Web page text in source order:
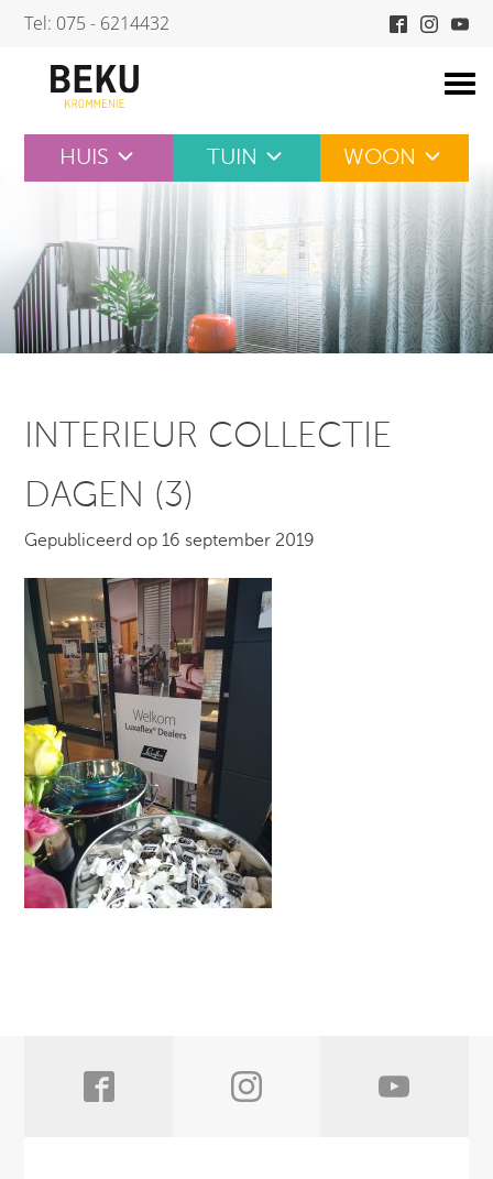
Skip
content
Tel: 075 - 6214432
HUIS TUIN WOON
INTERIEUR COLLECTIE
DAGEN (3)
Gepubliceerd op 16 september 2019